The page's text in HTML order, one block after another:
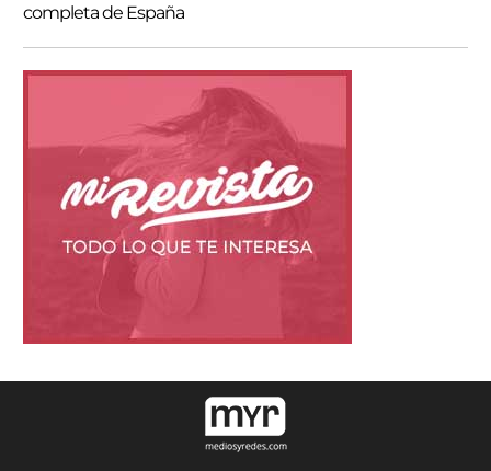
completa de España